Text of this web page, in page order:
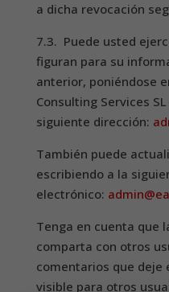
a dicha revocación
7.3. Puede usted
figuran para su
anterior, poniéndose
Consulting Services
siguiente dirección:
También puede
escribiendo a la
electrónico:
Tenga en cuenta que
comparta con otros
comentarios que deje
visible para otros